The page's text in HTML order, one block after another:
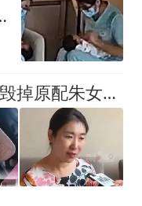
偷鸡不成蚀把米！以为能毁掉原配朱女士，没成想自己先被扒底朝天